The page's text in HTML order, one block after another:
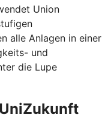
Union
alle Anlagen in einer
und
die Lupe